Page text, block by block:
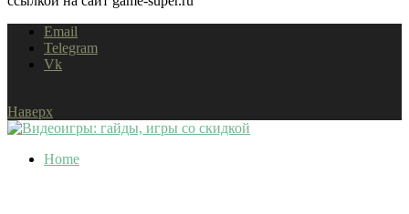
Email
Telegram
Vk
Наверх
Home